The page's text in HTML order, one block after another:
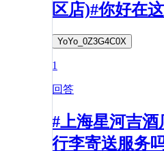
区店)#你好在
YoYo_0Z3G4C0X
1
回答
#上海星河吉
行李寄送服务